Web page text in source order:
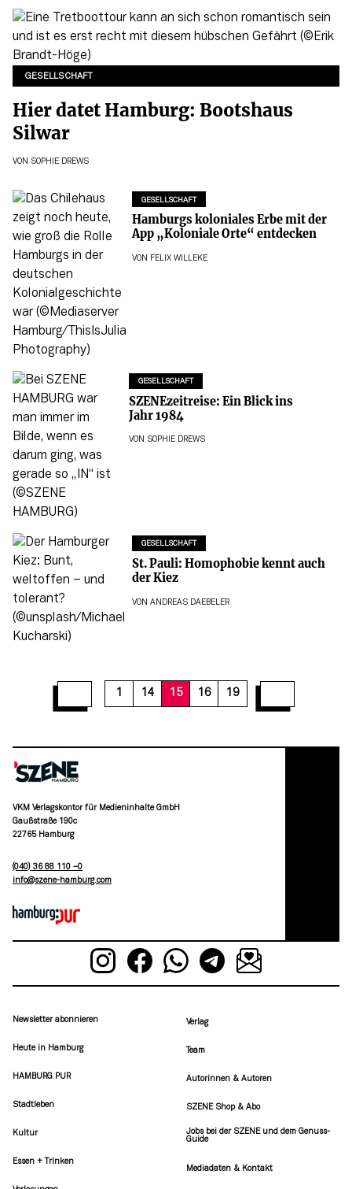
GESELLSCHAFT
Hier datet Hamburg: Bootshaus
Silwar
VON SOPHIE DREWS
GESELLSCHAFT
Hamburgs koloniales Erbe mit der
App „Koloniale Orte“ entdecken
VON FELIX WILLEKE
GESELLSCHAFT
SZENEzeitreise: Ein Blick ins
Jahr 1984
VON SOPHIE DREWS
GESELLSCHAFT
St. Pauli: Homophobie kennt auch
der Kiez
VON ANDREAS DAEBELER
1 14 15 16 19
VKM Verlagskontor für Medieninhalte GmbH
Gaußstraße 190c
22765 Hamburg
(040) 36 88 110 –0
moc.grubmah-enezs@ofni
Newsletter abonnieren
Heute in Hamburg
HAMBURG PUR
Stadtleben
Kultur
Essen + Trinken
Verlag
Team
Autorinnen & Autoren
SZENE Shop & Abo
Jobs bei der SZENE und dem Genuss-
Guide
Mediadaten & Kontakt